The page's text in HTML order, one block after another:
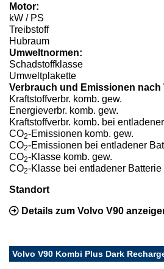
Motor:
kW / PS
Treibstoff
Hubraum
Umweltnormen:
Schadstoffklasse
Umweltplakette
Verbrauch und Emissionen nach
Kraftstoffverbr. komb. gew.
Energieverbr. komb. gew.
Kraftstoffverbr. komb. bei
CO2-Emissionen komb. gew.
CO2-Emissionen bei entladener
CO2-Klasse komb. gew.
CO2-Klasse bei entladener Batterie
Standort
Details zum Volvo V90
Volvo V90 Kombi Plus Dark